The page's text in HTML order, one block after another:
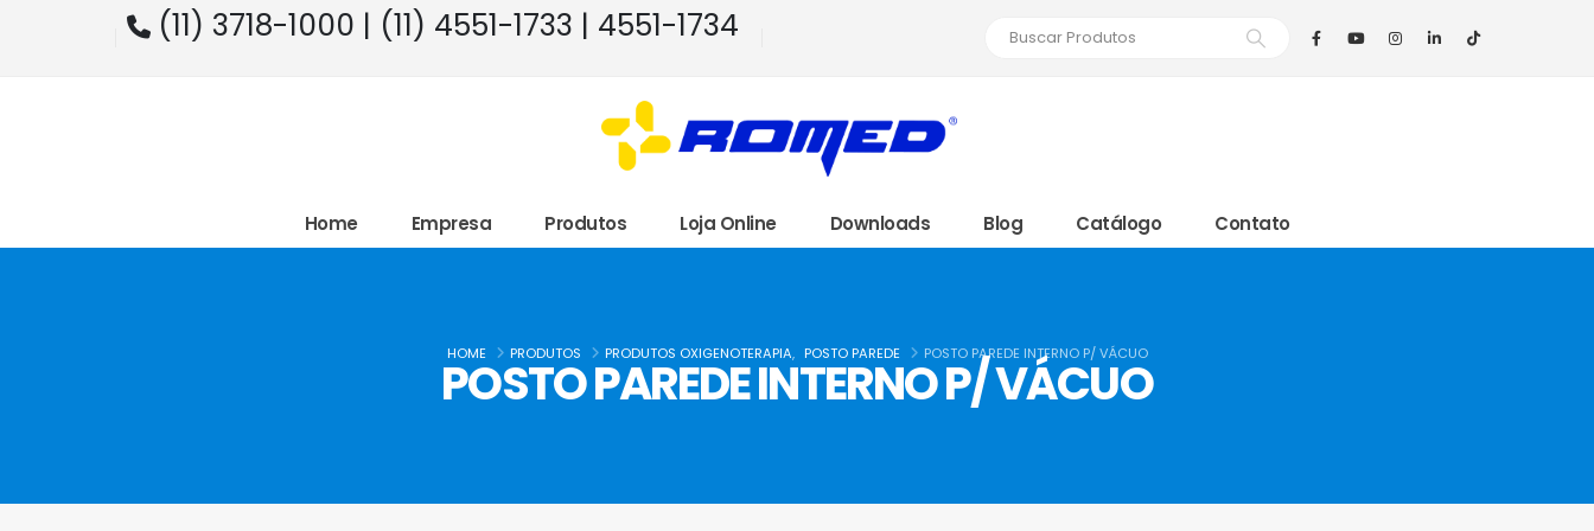
(11) 3718-1000 | (11) 4551-1733 | 4551-1734
Home Empresa Produtos Loja Online Downloads Blog Catálogo Contato
HOME PRODUTOS PRODUTOS OXIGENOTERAPIA, POSTO PAREDE POSTO PAREDE INTERNO P/ VÁCUO
POSTO PAREDE INTERNO P/ VÁCUO